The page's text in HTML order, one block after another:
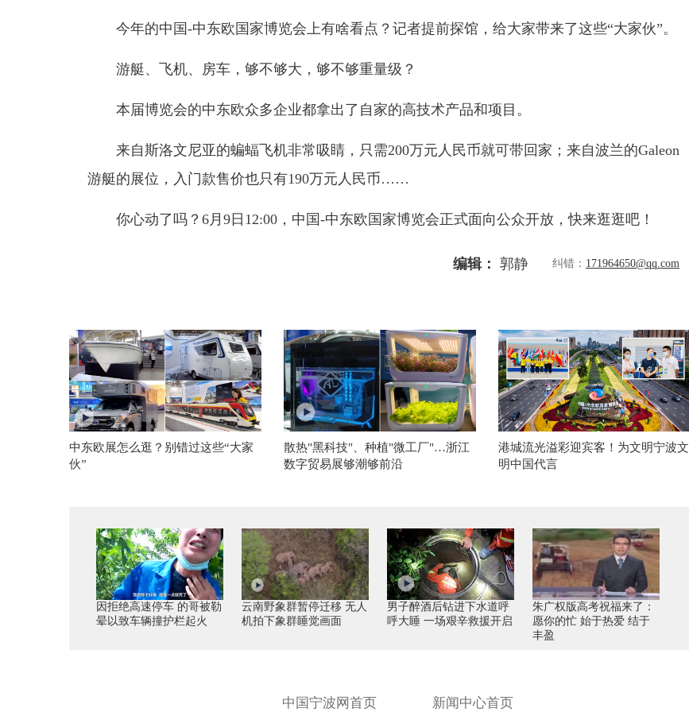
今年的中国-中东欧国家博览会上有啥看点？记者提前探馆，给大家带来了这些“大家伙”。
游艇、飞机、房车，够不够大，够不够重量级？
本届博览会的中东欧众多企业都拿出了自家的高技术产品和项目。
来自斯洛文尼亚的蝙蝠飞机非常吸睛，只需200万元人民币就可带回家；来自波兰的Galeon
游艇的展位，入门款售价也只有190万元人民币……
你心动了吗？6月9日12:00，中国-中东欧国家博览会正式面向公众开放，快来逛逛吧！
编辑： 郭静 纠错： 171964650@qq.com
中东欧展怎么逛？别错过这些“大家
伙”
散热"黑科技"、种植"微工厂"…浙江
数字贸易展够潮够前沿
港城流光溢彩迎宾客！为文明宁波文
明中国代言
因拒绝高速停车 的哥被勒
晕以致车辆撞护栏起火
云南野象群暂停迁移 无人
机拍下象群睡觉画面
男子醉酒后钻进下水道呼
呼大睡 一场艰辛救援开启
朱广权版高考祝福来了：
愿你的忙 始于热爱 结于
丰盈
中国宁波网首页 新闻中心首页